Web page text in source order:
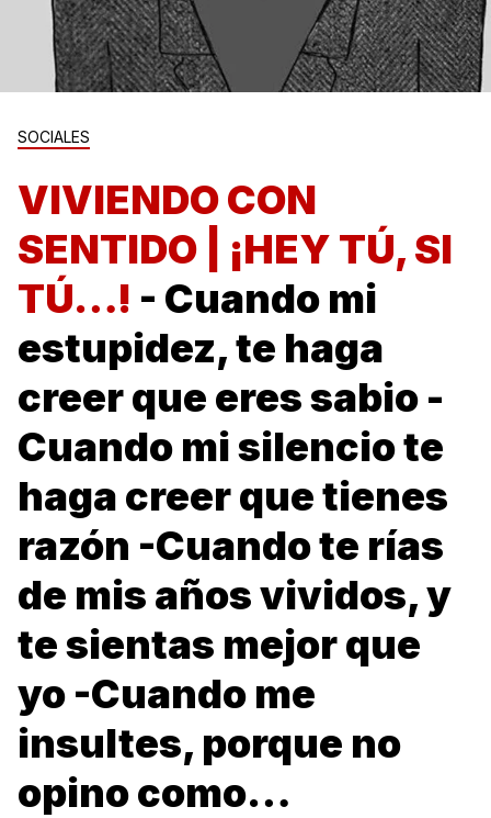
SOCIALES
VIVIENDO CON
SENTIDO | ¡HEY TÚ, SI
TÚ…! - Cuando mi
estupidez, te haga
creer que eres sabio -
Cuando mi silencio te
haga creer que tienes
razón -Cuando te rías
de mis años vividos, y
te sientas mejor que
yo -Cuando me
insultes, porque no
opino como…